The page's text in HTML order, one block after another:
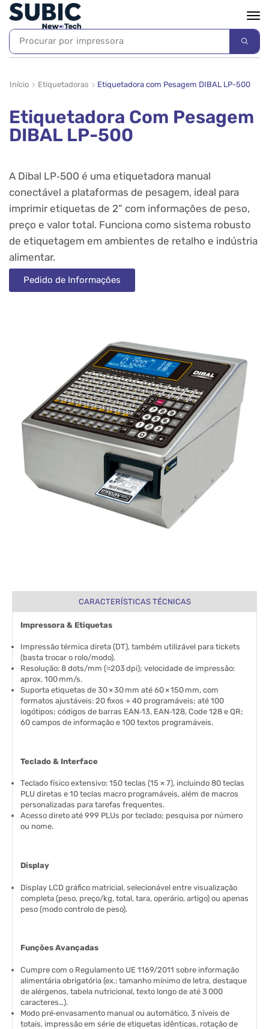
Procurar por impressora
Início Etiquetadoras Etiquetadora com Pesagem DIBAL LP-500
Etiquetadora Com Pesagem
DIBAL LP-500
A Dibal LP‑500 é uma etiquetadora manual
conectável a plataformas de pesagem, ideal para
imprimir etiquetas de 2” com informações de peso,
preço e valor total. Funciona como sistema robusto
de etiquetagem em ambientes de retalho e indústria
alimentar.
Pedido de Informações
CARACTERÍSTICAS TÉCNICAS
Impressora & Etiquetas
Impressão térmica direta (DT), também utilizável para tickets
(basta trocar o rolo/modo).
Resolução: 8 dots/mm (≈203 dpi); velocidade de impressão:
aprox. 100 mm/s.
Suporta etiquetas de 30 × 30 mm até 60 × 150 mm, com
formatos ajustáveis: 20 fixos + 40 programáveis; até 100
logótipos; códigos de barras EAN‑13, EAN‑128, Code 128 e QR;
60 campos de informação e 100 textos programáveis.
Teclado & Interface
Teclado físico extensivo: 150 teclas (15 × 7), incluindo 80 teclas
PLU diretas e 10 teclas macro programáveis, além de macros
personalizadas para tarefas frequentes.
Acesso direto até 999 PLUs por teclado; pesquisa por número
ou nome.
Display
Display LCD gráfico matricial, selecionável entre visualização
completa (peso, preço/kg, total, tara, operário, artigo) ou apenas
peso (modo controlo de peso).
Funções Avançadas
Cumpre com o Regulamento UE 1169/2011 sobre informação
alimentária obrigatória (ex.: tamanho mínimo de letra, destaque
de alérgenos, tabela nutricional, texto longo de até 3 000
caracteres…).
Modo pré‑envasamento manual ou automático, 3 níveis de
totais, impressão em série de etiquetas idênticas, rotação de